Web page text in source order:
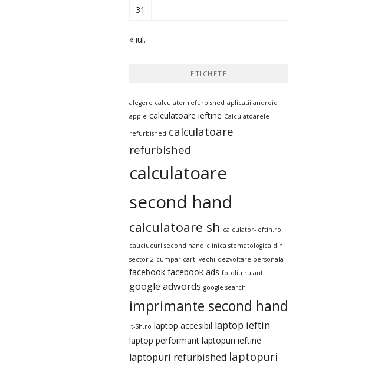
31
« iul.
ETICHETE
alegere calculator refurbished aplicatii android
apple calculatoare ieftine Calculatoarele
refurbished calculatoare
refurbished
calculatoare
second hand
calculatoare sh calculator-ieftin.ro
cauciucuri second hand clinica stomatologica din
sector 2 cumpar carti vechi dezvoltare personala
facebook facebook ads fotoliu rulant
google adwords google search
imprimante second hand
It-Sh.ro laptop accesibil laptop ieftin
laptop performant laptopuri ieftine
laptopuri refurbished laptopuri